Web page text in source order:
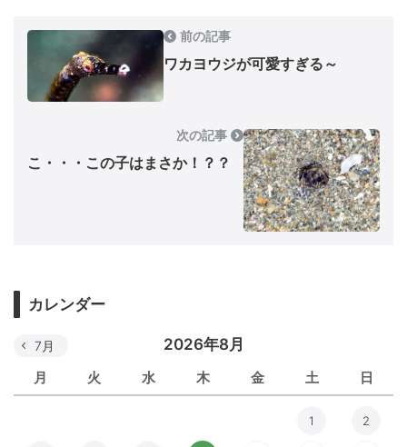
前の記事
ワカヨウジが可愛すぎる～
次の記事
こ・・・この子はまさか！？？
カレンダー
2026年8月
月 火 水 木 金 土 日
7月
1 2